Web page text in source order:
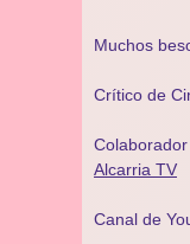
Muchos
Crítico de
Alcarria TV
Canal de